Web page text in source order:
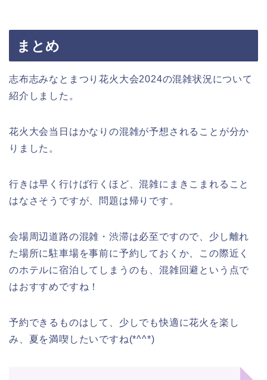
まとめ
志布志みなとまつり花火大会2024の混雑状況について
紹介しました。
花火大会当日はかなりの混雑が予想されることが分か
りました。
行きは早く行けば行くほど、混雑にまきこまれること
はなさそうですが、問題は帰りです。
会場周辺道路の混雑・渋滞は必至ですので、少し離れ
た場所に駐車場を事前に予約しておくか、この際近く
のホテルに宿泊してしまうのも、混雑回避という点で
はおすすめですね！
予約できるものはして、少しでも快適に花火を楽し
み、夏を満喫したいですね(*^^*)